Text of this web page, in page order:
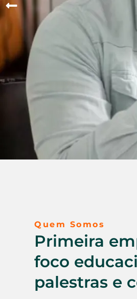
Quem Somos
Primeira
foco
palestras e